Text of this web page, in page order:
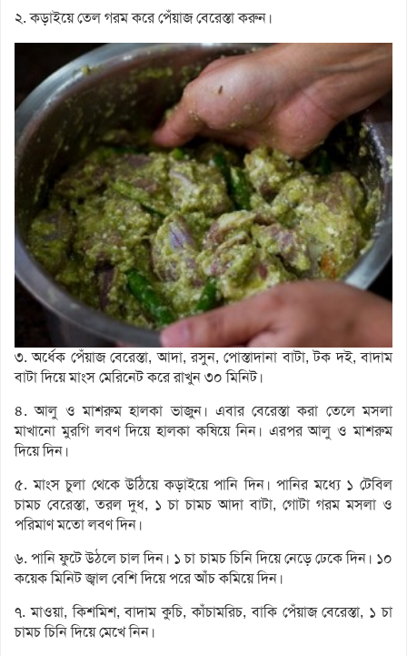
২. কড়াইয়ে তেল গরম করে পেঁয়াজ বেরেস্তা করুন।
৩. অর্ধেক পেঁয়াজ বেরেস্তা, আদা, রসুন, পোস্তাদানা বাটা, টক দই, বাদাম
বাটা দিয়ে মাংস মেরিনেট করে রাখুন ৩০ মিনিট।
৪. আলু ও মাশরুম হালকা ভাজুন। এবার বেরেস্তা করা তেলে মসলা
মাখানো মুরগি লবণ দিয়ে হালকা কষিয়ে নিন। এরপর আলু ও মাশরুম
দিয়ে দিন।
৫. মাংস চুলা থেকে উঠিয়ে কড়াইয়ে পানি দিন। পানির মধ্যে ১ টেবিল
চামচ বেরেস্তা, তরল দুধ, ১ চা চামচ আদা বাটা, গোটা গরম মসলা ও
পরিমাণ মতো লবণ দিন।
৬. পানি ফুটে উঠলে চাল দিন। ১ চা চামচ চিনি দিয়ে নেড়ে ঢেকে দিন। ১০
কয়েক মিনিট জ্বাল বেশি দিয়ে পরে আঁচ কমিয়ে দিন।
৭. মাওয়া, কিশমিশ, বাদাম কুচি, কাঁচামরিচ, বাকি পেঁয়াজ বেরেস্তা, ১ চা
চামচ চিনি দিয়ে মেখে নিন।